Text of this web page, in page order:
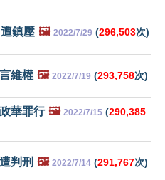
鎮壓 🖼️ 2022/7/29 (296,503次)
維權 🖼️ 2022/7/19 (293,758次)
華罪行 🖼️ 2022/7/15 (290,385
判刑 🖼️ 2022/7/14 (291,767次)